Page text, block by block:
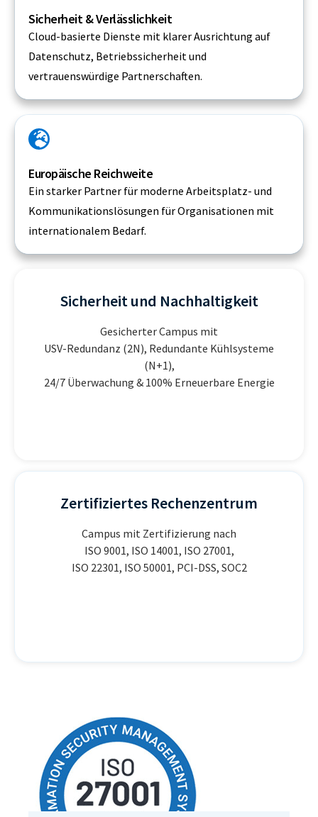
Sicherheit & Verlässlichkeit
Cloud-basierte Dienste mit klarer Ausrichtung auf
Datenschutz, Betriebssicherheit und
vertrauenswürdige Partnerschaften.
Europäische Reichweite
Ein starker Partner für moderne Arbeitsplatz- und
Kommunikationslösungen für Organisationen mit
internationalem Bedarf.
Sicherheit und Nachhaltigkeit
Gesicherter Campus mit
USV-Redundanz (2N), Redundante Kühlsysteme
(N+1),
24/7 Überwachung & 100% Erneuerbare Energie
Zertifiziertes Rechenzentrum
Campus mit Zertifizierung nach
ISO 9001, ISO 14001, ISO 27001,
ISO 22301, ISO 50001, PCI-DSS, SOC2